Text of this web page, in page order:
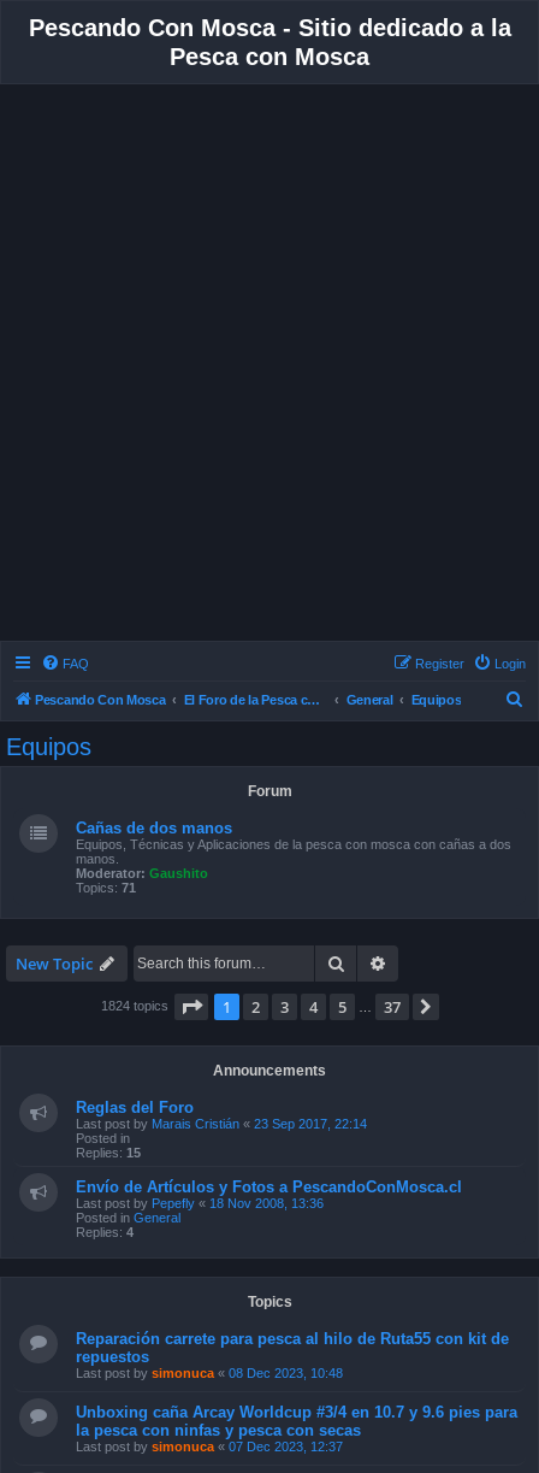
Pescando Con Mosca - Sitio dedicado a la
Pesca con Mosca
FAQ Login
Register
Pescando Con Mosca El Foro de la Pesca con Mosca en Chile General Equipos
Equipos
Forum
Cañas de dos manos
Equipos, Técnicas y Aplicaciones de la pesca con mosca con cañas a dos
manos.
Moderator: Gaushito
Topics: 71
New Topic Search
1824 topics Page 1of 37
1 2 3 4 5 37
Announcements
Reglas del Foro
Last post by Marais Cristián « 23 Sep 2017, 22:14
Posted in
Replies: 15
Envío de Artículos y Fotos a PescandoConMosca.cl
Last post by Pepefly « 18 Nov 2008, 13:36
Posted in General
Replies: 4
Topics
Reparación carrete para pesca al hilo de Ruta55 con kit de
repuestos
Last post by simonuca « 08 Dec 2023, 10:48
Unboxing caña Arcay Worldcup #3/4 en 10.7 y 9.6 pies para
la pesca con ninfas y pesca con secas
Last post by simonuca « 07 Dec 2023, 12:37